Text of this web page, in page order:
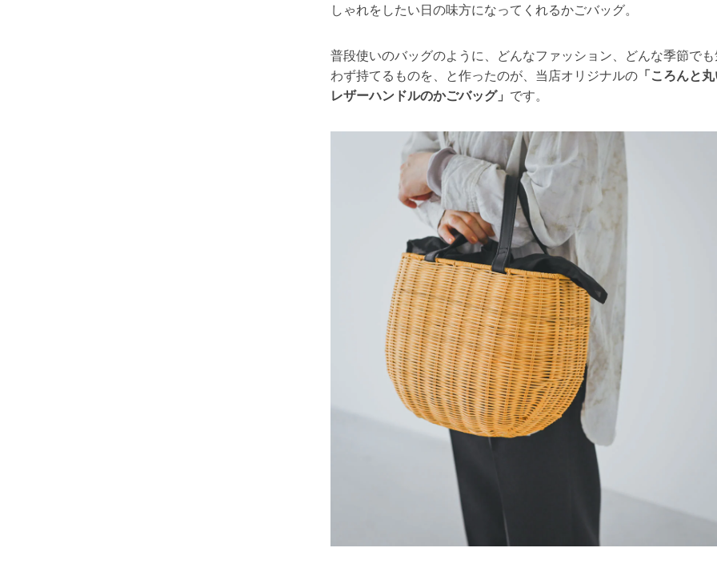
しゃれをしたい日の味方になってくれるかごバッグ。
普段使いのバッグのように、どんなファッション、どんな季節でも
わず持てるものを、と作ったのが、当店オリジナルの 「ころんと丸
レザーハンドルのかごバッグ」 です。